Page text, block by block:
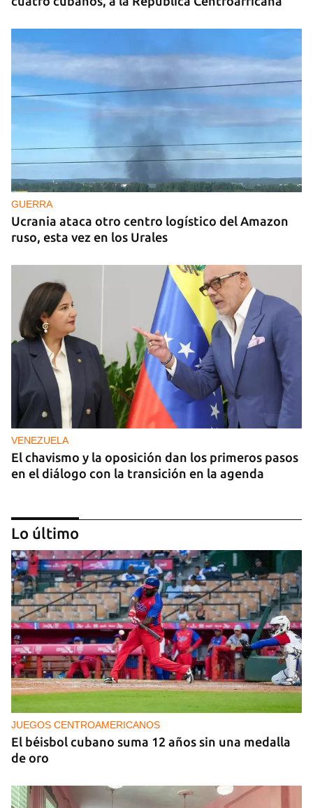
GUERRA
Ucrania ataca otro centro logístico del Amazon
ruso, esta vez en los Urales
VENEZUELA
El chavismo y la oposición dan los primeros pasos
en el diálogo con la transición en la agenda
NICARAGUA
EE UU propone a la OEA convocar a los
cancilleres para "tomar medidas" contra las
decisiones de Ortega
Lo último
JUEGOS CENTROAMERICANOS
El béisbol cubano suma 12 años sin una medalla
de oro